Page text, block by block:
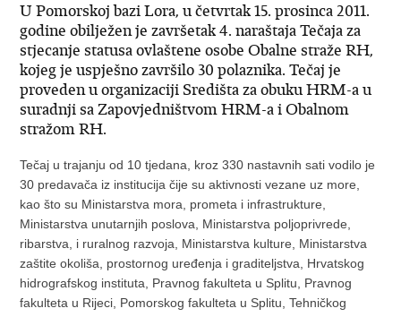
U Pomorskoj bazi Lora, u četvrtak 15. prosinca 2011.
godine obilježen je završetak 4. naraštaja Tečaja za
stjecanje statusa ovlaštene osobe Obalne straže RH,
kojeg je uspješno završilo 30 polaznika. Tečaj je
proveden u organizaciji Središta za obuku HRM-a u
suradnji sa Zapovjedništvom HRM-a i Obalnom
stražom RH.
Tečaj u trajanju od 10 tjedana, kroz 330 nastavnih sati vodilo je
30 predavača iz institucija čije su aktivnosti vezane uz more,
kao što su Ministarstva mora, prometa i infrastrukture,
Ministarstva unutarnjih poslova, Ministarstva poljoprivrede,
ribarstva, i ruralnog razvoja, Ministarstva kulture, Ministarstva
zaštite okoliša, prostornog uređenja i graditeljstva, Hrvatskog
hidrografskog instituta, Pravnog fakulteta u Splitu, Pravnog
fakulteta u Rijeci, Pomorskog fakulteta u Splitu, Tehničkog